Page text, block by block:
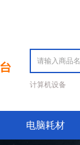
计算机设备
电脑耗材